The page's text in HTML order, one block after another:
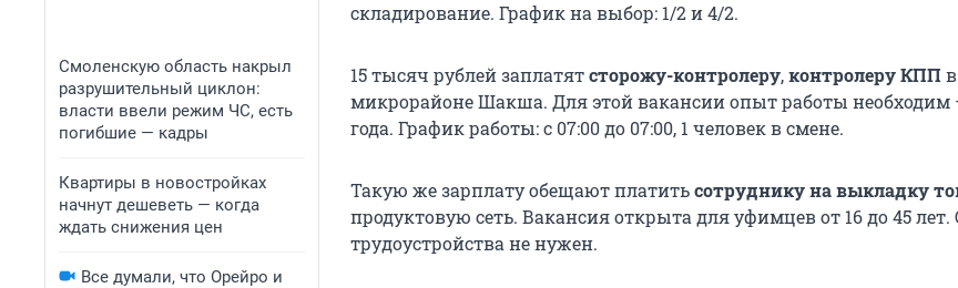
Смоленскую область накрыл
разрушительный циклон:
власти ввели режим ЧС, есть
погибшие — кадры
Квартиры в новостройках
начнут дешеветь — когда
ждать снижения цен
Все думали, что Орейро и
складирование. График на выбор: 1/2 и 4/2.
15 тысяч рублей заплатятсторожу-контролеру,контролеру КППв
микрорайоне Шакша. Для этой вакансии опыт работы необходим
года. График работы: с 07:00 до 07:00, 1 человек в смене.
Такую же зарплату обещают платитьсотруднику на выкладку
продуктовую сеть. Вакансия открыта для уфимцев от 16 до 45
трудоустройства не нужен.